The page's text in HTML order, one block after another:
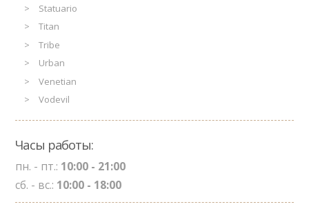
Statuario
Titan
Tribe
Urban
Venetian
Vodevil
Часы работы:
пн. - пт.: 10:00 - 21:00
сб. - вс.: 10:00 - 18:00